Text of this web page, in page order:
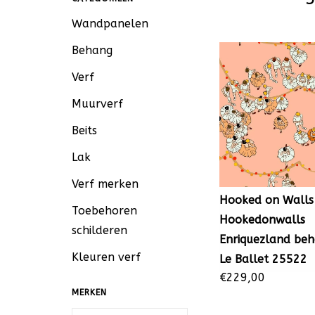
Wandpanelen
Behang
Verf
Muurverf
Beits
Lak
Verf merken
Toebehoren
schilderen
Kleuren verf
MERKEN
Hooked on Walls
Hookedonwalls
Enriquezland
Le Ballet 25522
€229,00